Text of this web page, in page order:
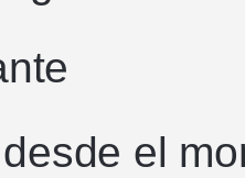
el